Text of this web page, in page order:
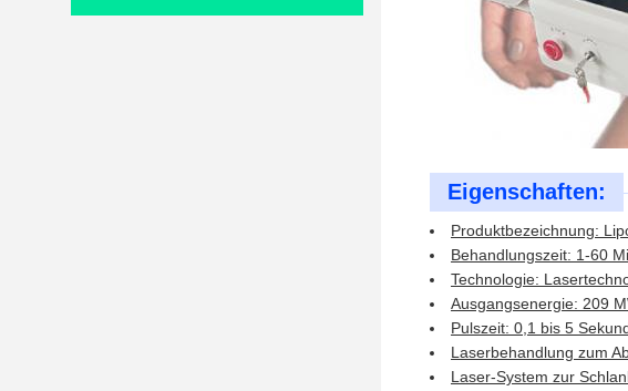
Eigenschaften:
Produktbezeichnung:
Behandlungszeit: 1-60
Technologie:
Ausgangsenergie: 209
Pulszeit: 0,1 bis 5
Laserbehandlung zum
Laser-System zur